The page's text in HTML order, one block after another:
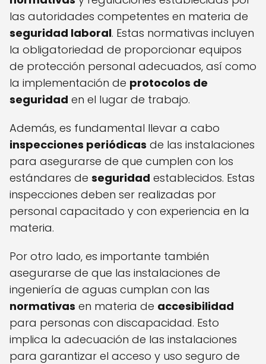
las autoridades competentes en materia de
seguridad laboral. Estas normativas incluyen
la obligatoriedad de proporcionar equipos
de protección personal adecuados, así como
la implementación de protocolos de
seguridad en el lugar de trabajo.
Además, es fundamental llevar a cabo
inspecciones periódicas de las instalaciones
para asegurarse de que cumplen con los
estándares de seguridad establecidos. Estas
inspecciones deben ser realizadas por
personal capacitado y con experiencia en la
materia.
Por otro lado, es importante también
asegurarse de que las instalaciones de
ingeniería de aguas cumplan con las
normativas en materia de accesibilidad
para personas con discapacidad. Esto
implica la adecuación de las instalaciones
para garantizar el acceso y uso seguro de